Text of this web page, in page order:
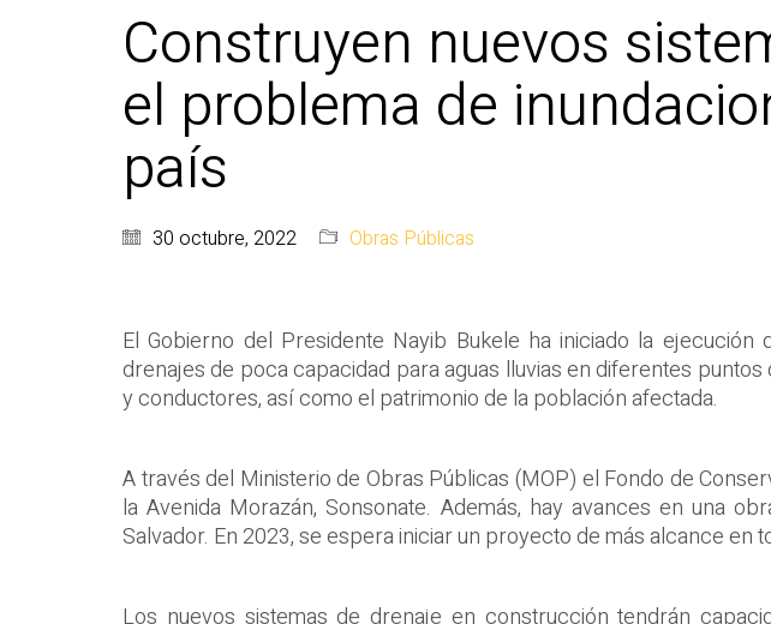
Construyen nuevos
el problema de
país
30 octubre, 2022 Obras Públicas
El Gobierno del Presidente Nayib Bukele ha iniciado la
drenajes de poca capacidad para aguas lluvias en diferentes
y conductores, así como el patrimonio de la población afectada.
A través del Ministerio de Obras Públicas (MOP) el Fondo de
la Avenida Morazán, Sonsonate. Además, hay avances en una
Salvador. En 2023, se espera iniciar un proyecto de más alcance en
Los nuevos sistemas de drenaje en construcción tendrán